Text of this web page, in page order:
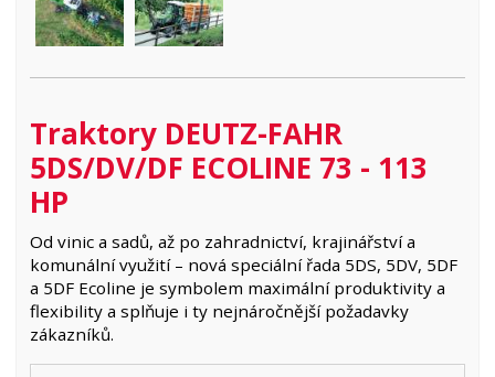
Traktory DEUTZ-FAHR
5DS/DV/DF ECOLINE 73 - 113
HP
Od vinic a sadů, až po zahradnictví, krajinářství a
komunální využití – nová speciální řada 5DS, 5DV, 5DF
a 5DF Ecoline je symbolem maximální produktivity a
flexibility a splňuje i ty nejnáročnější požadavky
zákazníků.